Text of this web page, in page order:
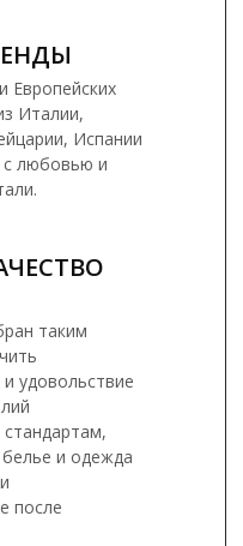
Европейских
Италии,
Испании
с любовью и
таким
удовольствие
и одежда
после